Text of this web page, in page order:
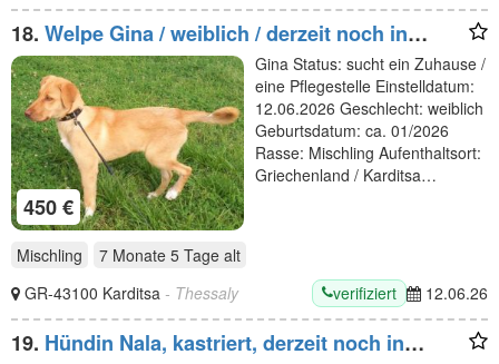
18. Welpe Gina / weiblich / derzeit noch in
Griechenland
450 €
Gina Status: sucht ein Zuhause /
eine Pflegestelle Einstelldatum:
12.06.2026 Geschlecht: weiblich
Geburtsdatum: ca. 01/2026
Rasse: Mischling Aufenthaltsort:
Griechenland / Karditsa…
Mischling 7 Monate 5 Tage alt
GR-43100 Karditsa - Thessaly verifiziert 12.06.26
19. Hündin Nala, kastriert, derzeit noch in